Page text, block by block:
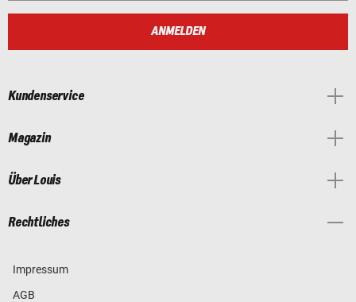
ANMELDEN
Kundenservice
Magazin
Über Louis
Rechtliches
Impressum
AGB